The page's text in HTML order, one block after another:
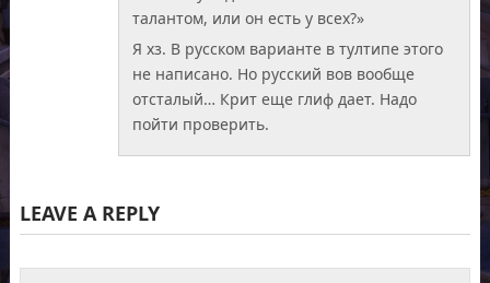
талантом, или он есть у всех?»
Я хз. В русском варианте в тултипе этого
не написано. Но русский вов вообще
отсталый… Крит еще глиф дает. Надо
пойти проверить.
LEAVE A REPLY